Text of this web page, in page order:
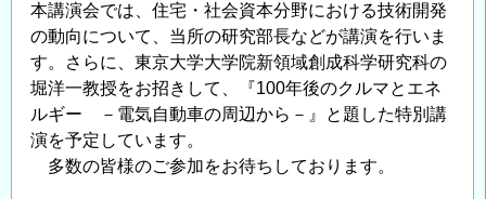
「持
続
可
能
な
イ
本講演会では、住宅・社会資本分野における技術開発
の動向について、当所の研究部長などが講演を行いま
す。さらに、東京大学大学院新領域創成科学研究科の
堀洋一教授をお招きして、『100年後のクルマとエネ
ルギー －電気自動車の周辺から－』と題した特別講
演を予定しています。
多数の皆様のご参加をお待ちしております。